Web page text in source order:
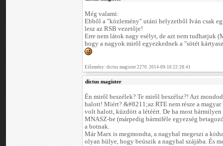
Még valami:
Ebből a "közlemény" utáni helyzetből Iván csak
lesz az RSB vezetője!
Erre nem látok nagy esélyt, de azt nem tudhatjuk
hogy a nagyok miről egyezkednek a "sötét
Előzmény: dictus magister 2270. 2014-09-10 22:28:41
dictus magister
Én miről beszélek? Te miről beszélsz?! Azt
halott! Miért? &#8211;az RTE nem része a
volt halott, küzdött a létéért. De ha most
MNASZ-be (márpedig bármiféle egyezség
a botnak.
Már Marx is megmondta, a nagyhal megeszi a
olyan hülye, hogy beúszik a nagyhal szájába. És